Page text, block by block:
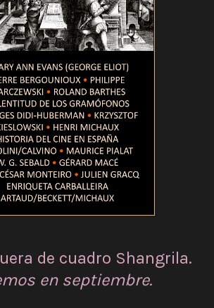
de cuadro Shangrila.
en septiembre.